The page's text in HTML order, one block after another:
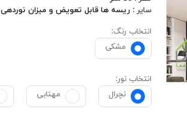
سایر : ریسه ها قابل تعویض و میزان نوردهی 60وات
انتخاب رنگ:
مشکی
انتخاب نور:
نچرال
مهتابی